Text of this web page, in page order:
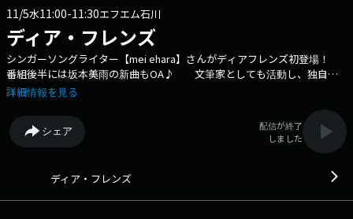
11/5水11:00-11:30エフエム石川
ディア・フレンズ
シンガーソングライター【mei ehara】さんがディアフレンズ初登場！
番組後半には坂本美雨の新曲もOA♪ 文筆家としても活動し、独自の
感性で“音と言葉”を紡ぐ「mei ehara」さん。 学生時代の自主映画制作
ー。 国内外のアーティストとのコラボレーションを経て、9月には5年ぶ
りとなるニューアルバム『All About McGuffin』をリリース♪ タイトル
に込めた「McGuffin」という言葉の意味、制作の裏側にせまります。
ィアフレンズ」 Xアカウントは「@dearfriends80」
詳細情報を見る
シェア
配信が終了
しました
ディア・フレンズ